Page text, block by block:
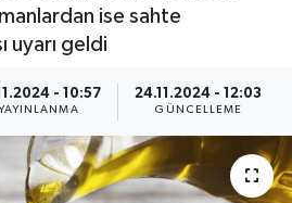
ise sahte
uyarı geldi
- 10:57 24.11.2024 - 12:03
GÜNCELLEME